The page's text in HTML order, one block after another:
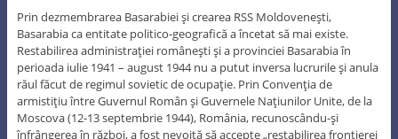
Prin dezmembrarea Basarabiei şi crearea RSS Moldoveneşti,
Basarabia ca entitate politico-geografică a încetat să mai existe.
Restabilirea administraţiei româneşti şi a provinciei Basarabia în
perioada iulie 1941 – august 1944 nu a putut inversa lucrurile şi anula
răul făcut de regimul sovietic de ocupaţie. Prin Convenţia de
armistiţiu între Guvernul Român şi Guvernele Naţiunilor Unite, de la
Moscova (12-13 septembrie 1944), România, recunoscându-şi
înfrângerea în război, a fost nevoită să accepte „restabilirea frontierei